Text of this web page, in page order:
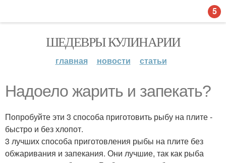
ШЕДЕВРЫ КУЛИНАРИИ
главная новости статьи
Надоело жарить и запекать?
Попробуйте эти 3 способа приготовить рыбу на плите -
быстро и без хлопот.
3 лучших способа приготовления рыбы на плите без
обжаривания и запекания. Они лучшие, так как рыба
5